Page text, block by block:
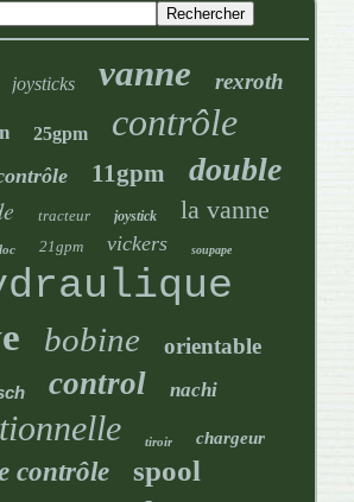
joysticks vanne rexroth
25gpm contrôle
11gpm double
tracteur joystick la vanne
21gpm vickers soupape
bobine orientable
control nachi
tiroir chargeur
contrôle spool